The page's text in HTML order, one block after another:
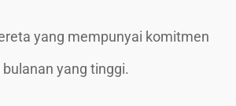
yang mempunyai komitmen
yang tinggi.